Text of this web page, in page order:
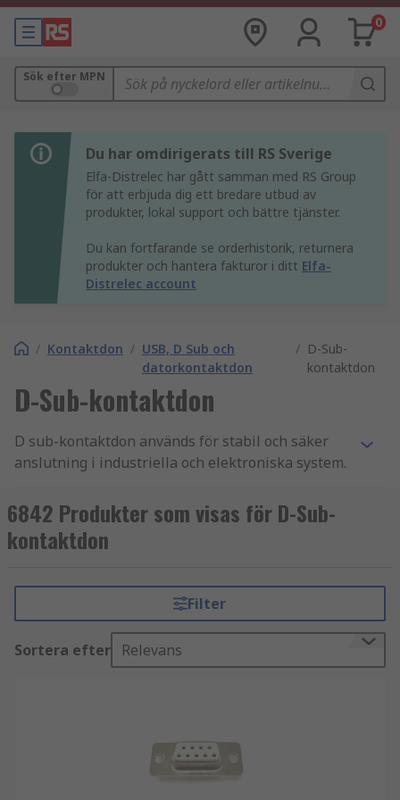
0
Sök efter MPN
Du har omdirigerats till RS Sverige
Elfa-Distrelec har gått samman med RS Group
för att erbjuda dig ett bredare utbud av
produkter, lokal support och bättre tjänster.
Du kan fortfarande se orderhistorik, returnera
produkter och hantera fakturor i ditt Elfa-
Distrelec account
/ Kontaktdon / USB, D Sub och
datorkontaktdon
/ D-Sub-
kontaktdon
D-Sub-kontaktdon
D sub-kontaktdon används för stabil och säker
anslutning i industriella och elektroniska system.
utföranden för både standard- och krävande
miljöer.
sub-kontaktdon är vanligt förekommande i
applikationer där tillförlitlig data- och
signalöverföring är avgörande. De används ofta
inom:
Medicinteknik och mätinstrument
Inbyggda system och elektronik
6842 Produkter som visas för D-Sub-
kontaktdon
Filter
Sortera efter Relevans